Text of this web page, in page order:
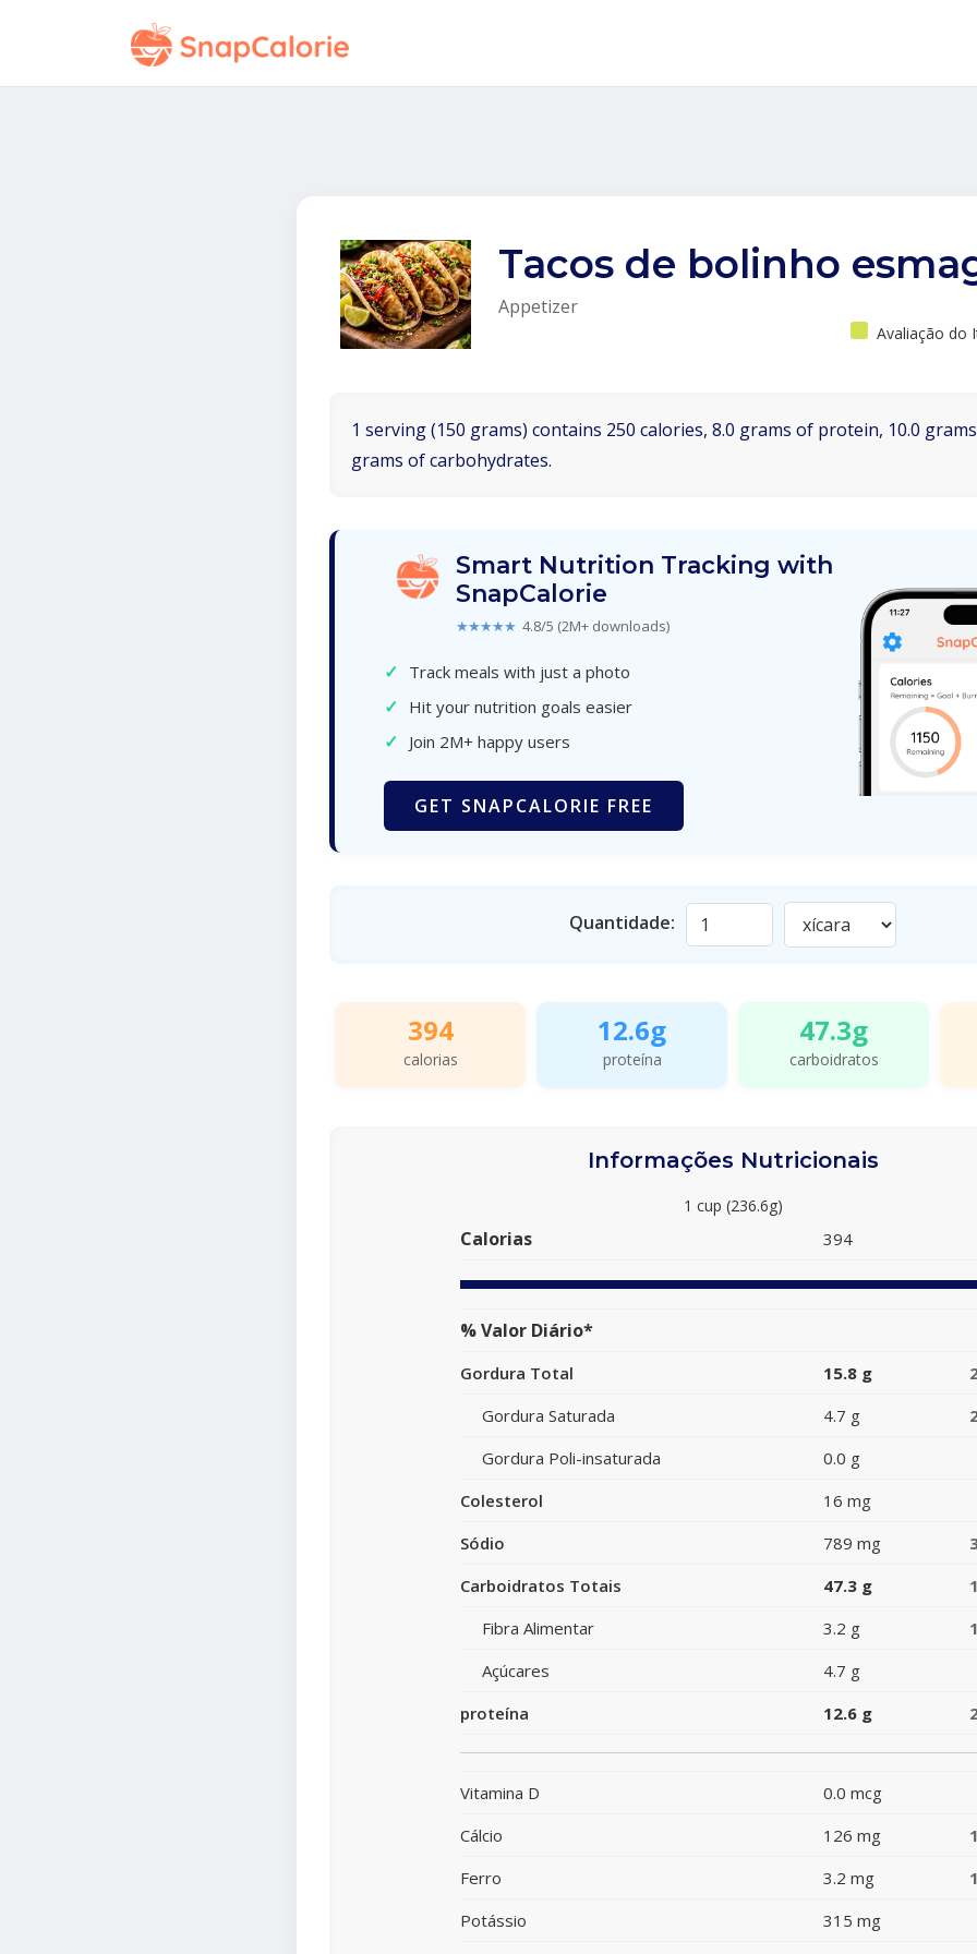
Tacos de bolinho
Appetizer
Avaliação do
1 serving (150 grams) contains 250 calories, 8.0 grams of protein, 10.0
grams of carbohydrates.
Smart Nutrition Tracking with
SnapCalorie
★★★★★ 4.8/5 (2M+ downloads)
✓ Track meals with just a photo
✓ Hit your nutrition goals easier
✓ Join 2M+ happy users
GET SNAPCALORIE FREE
Quantidade:
394
calorias
12.6g
proteína
47.3g
carboidratos
Informações Nutricionais
1 cup (236.6g)
Calorias 394
% Valor Diário*
Gordura Total 15.8 g
Gordura Saturada
4.7 g
Gordura Poli-insaturada
0.0 g
Colesterol
16 mg
Sódio
789 mg
Carboidratos Totais
47.3 g
Fibra Alimentar
3.2 g
Açúcares
4.7 g
proteína
12.6 g
Vitamina D
0.0 mcg
Cálcio
126 mg
Ferro
3.2 mg
Potássio
315 mg